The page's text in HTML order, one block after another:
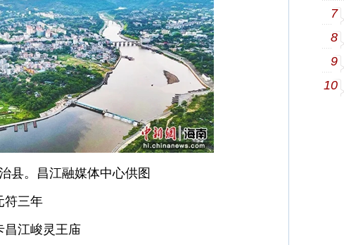
县。昌江融媒体中心供图
符三年
昌江峻灵王庙
7
8
9
10